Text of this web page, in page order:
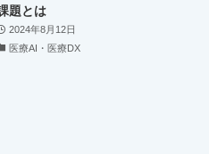
題とは
2024年8月12日
医療AI・医療DX